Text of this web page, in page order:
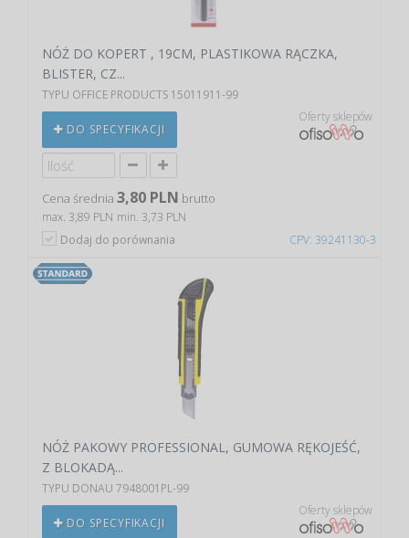
CPV: 39241130-3
NÓŻ DO KOPERT , 19CM, PLASTIKOWA RĄCZKA,
BLISTER, CZ...
TYPU OFFICE PRODUCTS 15011911-99
DO SPECYFIKACJI
Oferty sklepów
Cena średnia 3,80 PLN brutto
max. 3,89 PLN min. 3,73 PLN
Dodaj do porównania
NÓŻ PAKOWY PROFESSIONAL, GUMOWA RĘKOJEŚĆ,
Z BLOKADĄ...
TYPU DONAU 7948001PL-99
DO SPECYFIKACJI
Oferty sklepów